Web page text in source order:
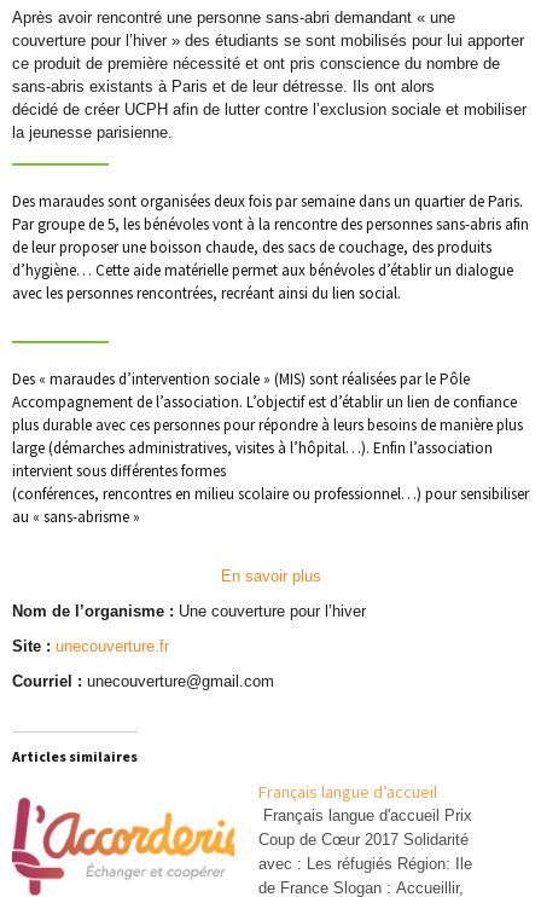
Après avoir rencontré une personne sans-abri demandant « une
couverture pour l’hiver » des étudiants se sont mobilisés pour lui apporter
ce produit de première nécessité et ont pris conscience du nombre de
sans-abris existants à Paris et de leur détresse. Ils ont alors
décidé de créer UCPH afin de lutter contre l’exclusion sociale et mobiliser
la jeunesse parisienne.
Des maraudes sont organisées deux fois par semaine dans un quartier de Paris.
Par groupe de 5, les bénévoles vont à la rencontre des personnes sans-abris afin
de leur proposer une boisson chaude, des sacs de couchage, des produits
d’hygiène… Cette aide matérielle permet aux bénévoles d’établir un dialogue
avec les personnes rencontrées, recréant ainsi du lien social.
Des « maraudes d’intervention sociale » (MIS) sont réalisées par le Pôle
Accompagnement de l’association. L’objectif est d’établir un lien de confiance
plus durable avec ces personnes pour répondre à leurs besoins de manière plus
large (démarches administratives, visites à l’hôpital…). Enfin l’association
intervient sous différentes formes
(conférences, rencontres en milieu scolaire ou professionnel…) pour sensibiliser
au « sans-abrisme »
En savoir plus
Nom de l’organisme : Une couverture pour l’hiver
Site : unecouverture.fr
Courriel : unecouverture@gmail.com
Articles similaires
Français langue d’accueil
Français langue d'accueil Prix
Coup de Cœur 2017 Solidarité
avec : Les réfugiés Région: Ile
de France Slogan : Accueillir,